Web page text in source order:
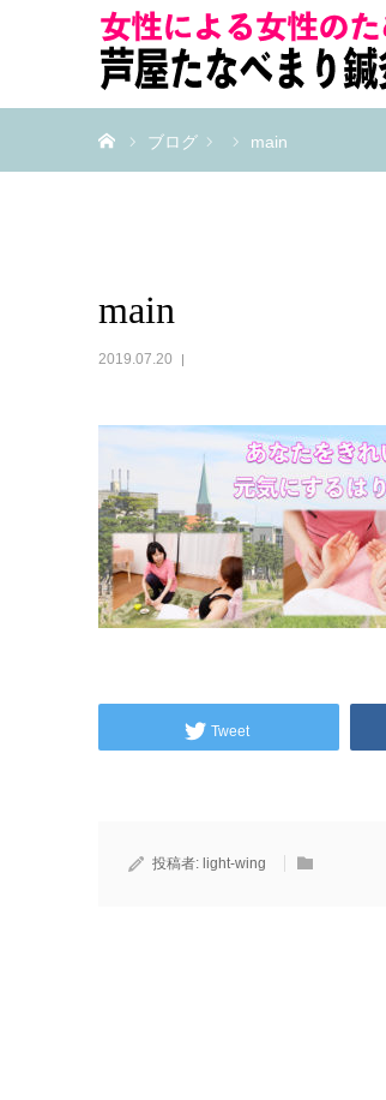
ブログ main
main
2019.07.20
Tweet
投稿者: light-wing